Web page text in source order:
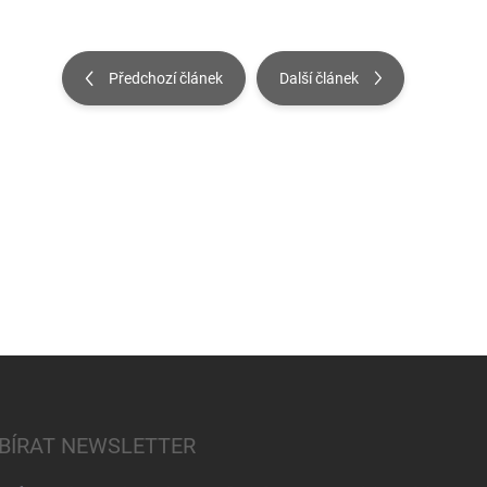
Předchozí článek Další článek
NEWSLETTER